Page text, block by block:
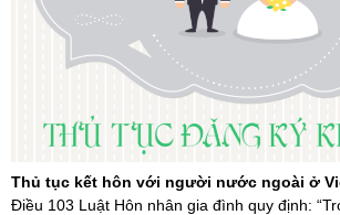
Thủ tục kết hôn với người nước ngoài ở
Điều 103 Luật Hôn nhân gia đình quy định: